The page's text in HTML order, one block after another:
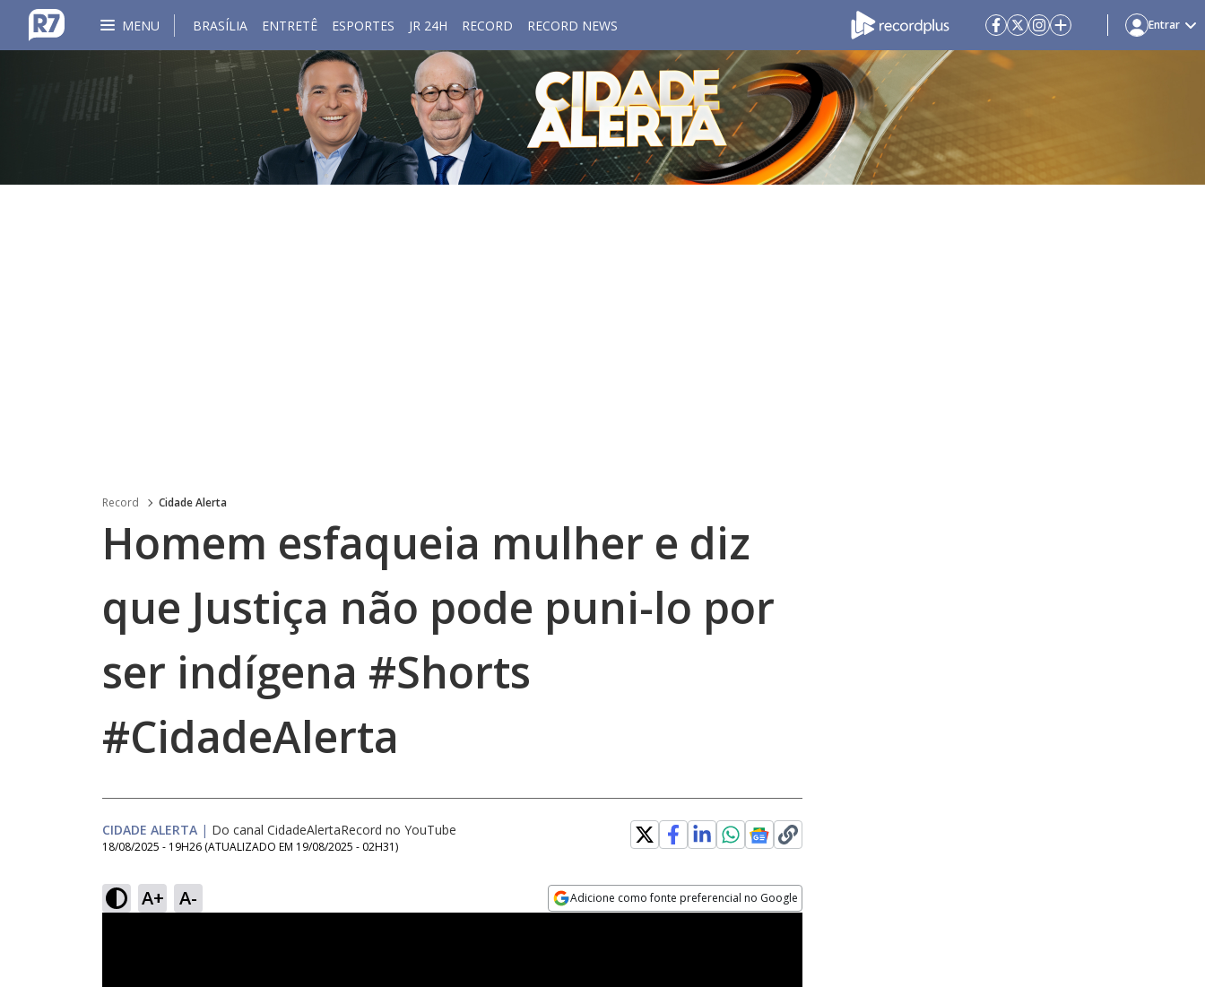
MENU BRASÍLIA ENTRETÊ ESPORTES JR 24H RECORD RECORD NEWS Entrar
Record Cidade Alerta
Homem esfaqueia mulher e diz
que Justiça não pode puni-lo por
ser indígena #Shorts
#CidadeAlerta
CIDADE ALERTA | Do canal CidadeAlertaRecord no YouTube
18/08/2025 - 19H26 (ATUALIZADO EM 19/08/2025 - 02H31)
A+ A- Adicione como fonte preferencial no Google